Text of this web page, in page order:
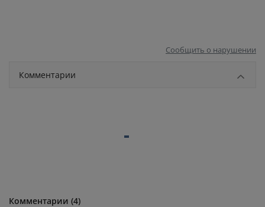
Сообщить о нарушении
Комментарии
Комментарии (4)